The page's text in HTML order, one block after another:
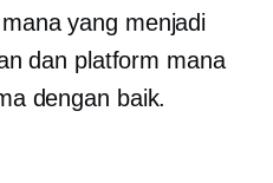
yang menjadi
dan platform mana
dengan baik.